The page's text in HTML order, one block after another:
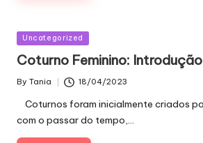
Posted
Uncategorized
Coturno Feminino:
Posted
By Tania 18/04/2023
Coturnos foram inicialmente criados
com o passar do tempo,…